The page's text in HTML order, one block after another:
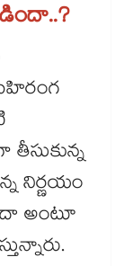
తీసుకున్న
నిర్ణయం
అంటూ